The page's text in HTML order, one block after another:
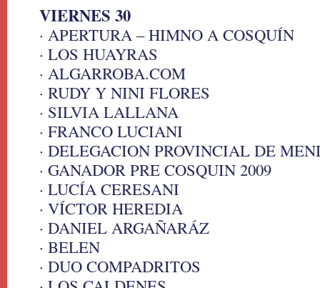
VIERNES 30
· APERTURA – HIMNO A COSQUÍN
· LOS HUAYRAS
· ALGARROBA.COM
· RUDY Y NINI FLORES
· SILVIA LALLANA
· FRANCO LUCIANI
· DELEGACION PROVINCIAL DE
· GANADOR PRE COSQUIN 2009
· LUCÍA CERESANI
· VÍCTOR HEREDIA
· DANIEL ARGAÑARÁZ
· BELEN
· DUO COMPADRITOS